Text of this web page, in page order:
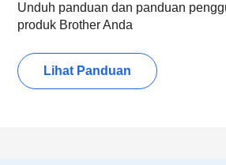
Unduh panduan dan panduan
produk Brother Anda
Lihat Panduan